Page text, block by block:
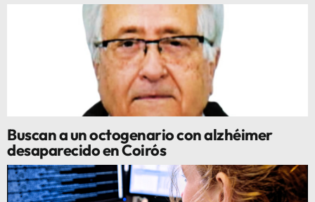
Buscan a un octogenario con alzhéimer
desaparecido en Coirós